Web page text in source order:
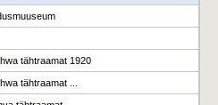
tähtraamat 1920
tähtraamat ...